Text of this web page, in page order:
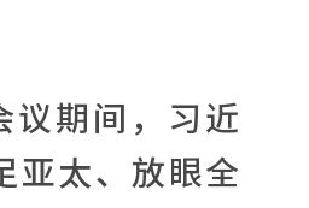
议期间，习近
亚太、放眼全